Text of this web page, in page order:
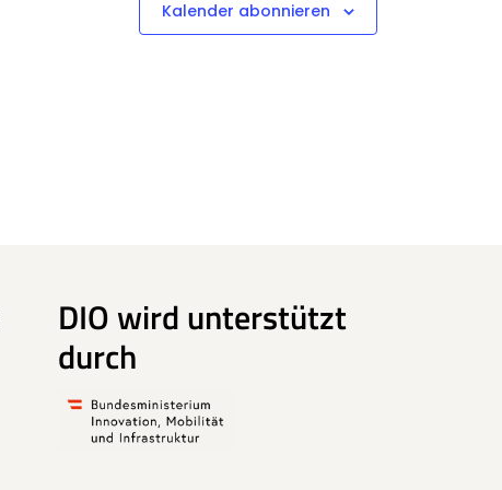
Kalender abonnieren
DIO wird unterstützt
durch